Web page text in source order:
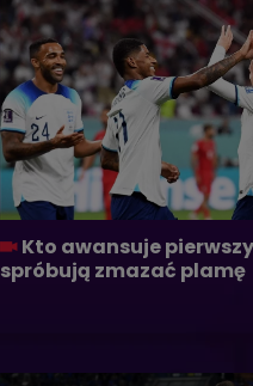
Kto awansuje
spróbują zmazać plamę